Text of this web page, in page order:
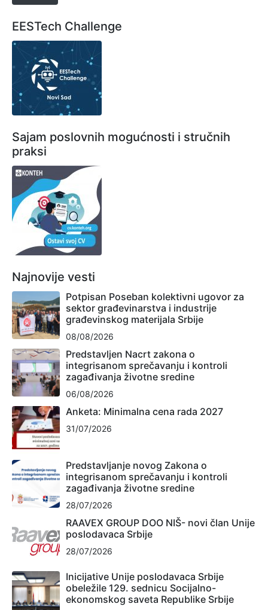
EESTech Challenge
Sajam poslovnih mogućnosti i stručnih
praksi
Najnovije vesti
Potpisan Poseban kolektivni ugovor za
sektor građevinarstva i industrije
građevinskog materijala Srbije
08/08/2026
Predstavljen Nacrt zakona o
integrisanom sprečavanju i kontroli
zagađivanja životne sredine
06/08/2026
Anketa: Minimalna cena rada 2027
31/07/2026
Predstavljanje novog Zakona o
integrisanom sprečavanju i kontroli
zagađivanja životne sredine
28/07/2026
RAAVEX GROUP DOO NIŠ- novi član Unije
poslodavaca Srbije
28/07/2026
Inicijative Unije poslodavaca Srbije
obeležile 129. sednicu Socijalno-
ekonomskog saveta Republike Srbije